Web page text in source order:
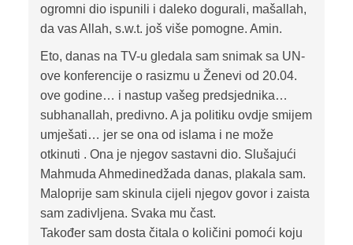
ogromni dio ispunili i daleko dogurali, mašallah,
da vas Allah, s.w.t. još više pomogne. Amin.
Eto, danas na TV-u gledala sam snimak sa UN-
ove konferencije o rasizmu u Ženevi od 20.04.
ove godine… i nastup vašeg predsjednika…
subhanallah, predivno. A ja politiku ovdje smijem
umješati… jer se ona od islama i ne može
otkinuti . Ona je njegov sastavni dio. Slušajući
Mahmuda Ahmedinedžada danas, plakala sam.
Maloprije sam skinula cijeli njegov govor i zaista
sam zadivljena. Svaka mu čast.
Također sam dosta čitala o količini pomoći koju